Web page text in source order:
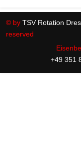
© by TSV Rotation
reserved
+49 351